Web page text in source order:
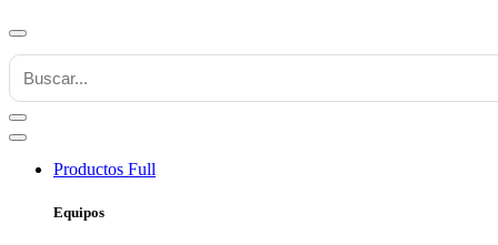
Productos Full
Equipos